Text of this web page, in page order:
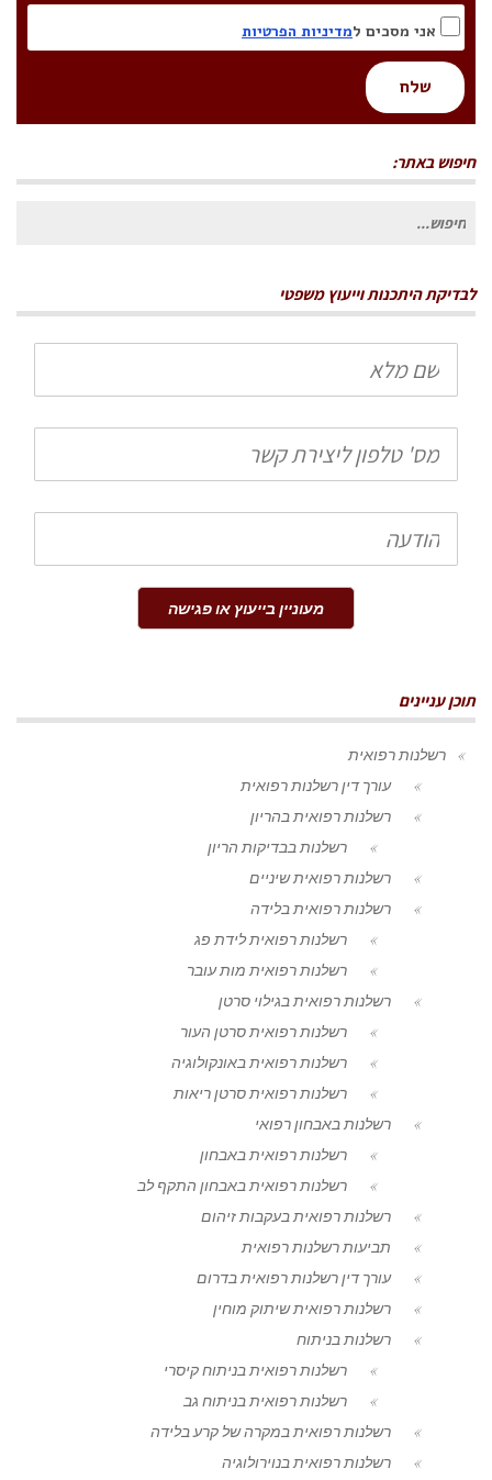
אני מסכים למדיניות הפרטיות
שלח
חיפוש באתר:
חיפוש
לבדיקת היתכנות וייעוץ משפטי
שם
מלא
טלפון
הודעה
מעוניין בייעוץ או פגישה
תוכן עניינים
רשלנות רפואית
עורך דין רשלנות רפואית
רשלנות רפואית בהריון
רשלנות בבדיקות הריון
רשלנות רפואית שיניים
רשלנות רפואית בלידה
רשלנות רפואית לידת פג
רשלנות רפואית מות עובר
רשלנות רפואית בגילוי סרטן
רשלנות רפואית סרטן העור
רשלנות רפואית באונקולוגיה
רשלנות רפואית סרטן ריאות
רשלנות באבחון רפואי
רשלנות רפואית באבחון
רשלנות רפואית באבחון התקף לב
רשלנות רפואית בעקבות זיהום
תביעות רשלנות רפואית
עורך דין רשלנות רפואית בדרום
רשלנות רפואית שיתוק מוחין
רשלנות בניתוח
רשלנות רפואית בניתוח קיסרי
רשלנות רפואית בניתוח גב
רשלנות רפואית במקרה של קרע בלידה
רשלנות רפואית בנוירולוגיה